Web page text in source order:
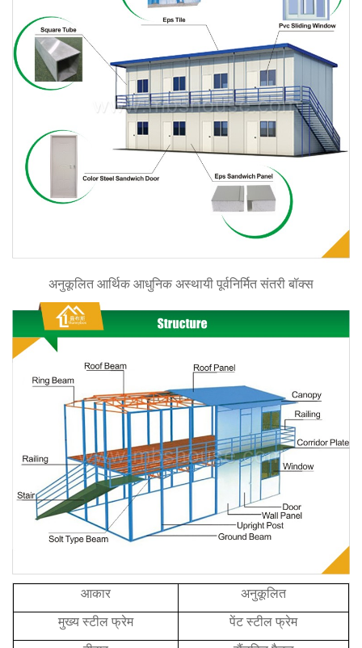
अनुकूलित आर्थिक आधुनिक अस्थायी पूर्वनिर्मित संतरी बॉक्स
आकार अनुकूलित
मुख्य स्टील फ्रेम पेंट स्टील फ्रेम